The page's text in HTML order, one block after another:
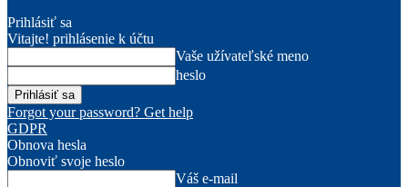
Prihlásiť sa
Vitajte! prihlásenie k účtu
Vaše užívateľské meno
heslo
Forgot your password? Get help
GDPR
Obnova hesla
Obnoviť svoje heslo
Váš e-mail